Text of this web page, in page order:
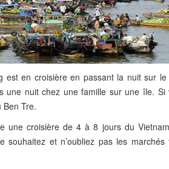
est en croisière en passant la nuit sur
nuit chez une famille sur une île.
Ben Tre.
une croisière de 4 à 8 jours du
souhaitez et n’oubliez pas les